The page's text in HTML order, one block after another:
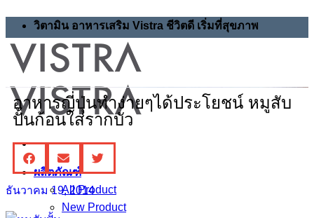
วิตามิน อาหารเสริม Vistra ชีวิตดี เริ่มที่สุขภาพ
ผลิตภัณฑ์
All Product
New Product
อาหารญี่ปุ่นทำง่ายๆได้ประโยชน์ หมูสับ
ปั้นก้อนใส่รากบัว
ธันวาคม 19, 2014